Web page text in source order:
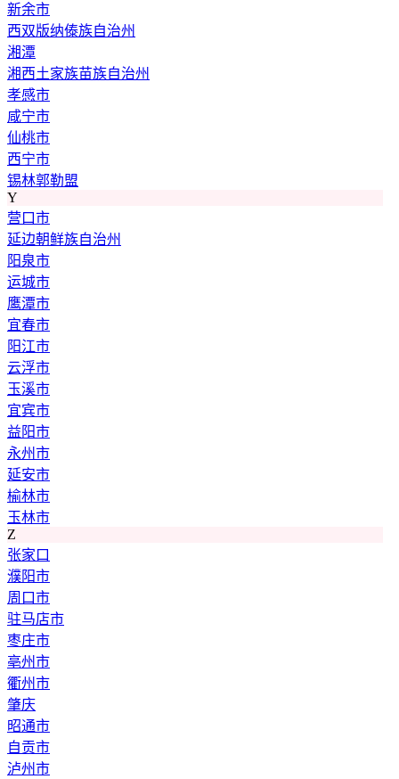
新余市
西双版纳傣族自治州
湘潭
湘西土家族苗族自治州
孝感市
咸宁市
仙桃市
西宁市
锡林郭勒盟
Y
营口市
延边朝鲜族自治州
阳泉市
运城市
鹰潭市
宜春市
阳江市
云浮市
玉溪市
宜宾市
益阳市
永州市
延安市
榆林市
玉林市
Z
张家口
濮阳市
周口市
驻马店市
枣庄市
亳州市
衢州市
肇庆
昭通市
自贡市
泸州市